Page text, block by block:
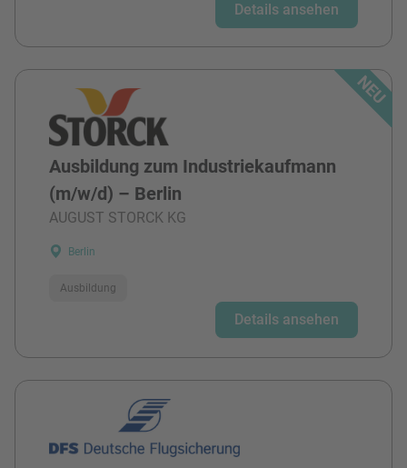
Details ansehen
Ausbildung zum Industriekaufmann
(m/w/d) – Berlin
AUGUST STORCK KG
Berlin
Ausbildung
Details ansehen